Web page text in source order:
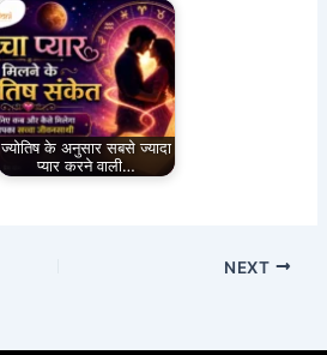
ज्योतिष के अनुसार सबसे ज्यादा
प्यार करने वाली…
NEXT